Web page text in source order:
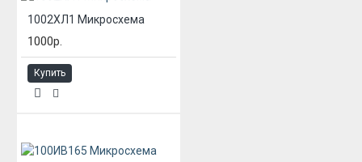
1002ХЛ1 Микросхема
1000р.
Купить